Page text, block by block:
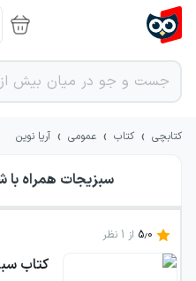
کتابچی › کتاب › عمومی › آریا نوین
سبزیجات همراه با
5.0 از 1 نظر
کتاب